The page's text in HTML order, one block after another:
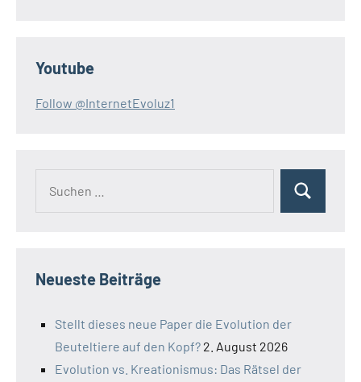
Youtube
Follow @InternetEvoluz1
Suchen
Neueste Beiträge
Stellt dieses neue Paper die Evolution der
Beuteltiere auf den Kopf? 2. August 2026
Evolution vs. Kreationismus: Das Rätsel der